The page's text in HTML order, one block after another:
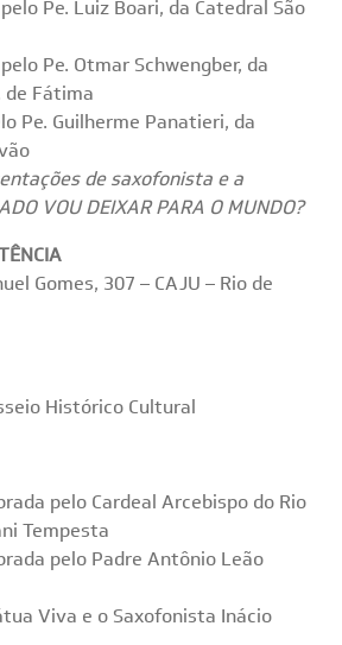
Pe. Luiz Boari, da Catedral São
Pe. Otmar Schwengber, da
de Fátima
Pe. Guilherme Panatieri, da
de saxofonista e a
VOU DEIXAR PARA O MUNDO?
Gomes, 307 – CAJU – Rio de
Histórico Cultural
pelo Cardeal Arcebispo do Rio
Tempesta
pelo Padre Antônio Leão
Viva e o Saxofonista Inácio